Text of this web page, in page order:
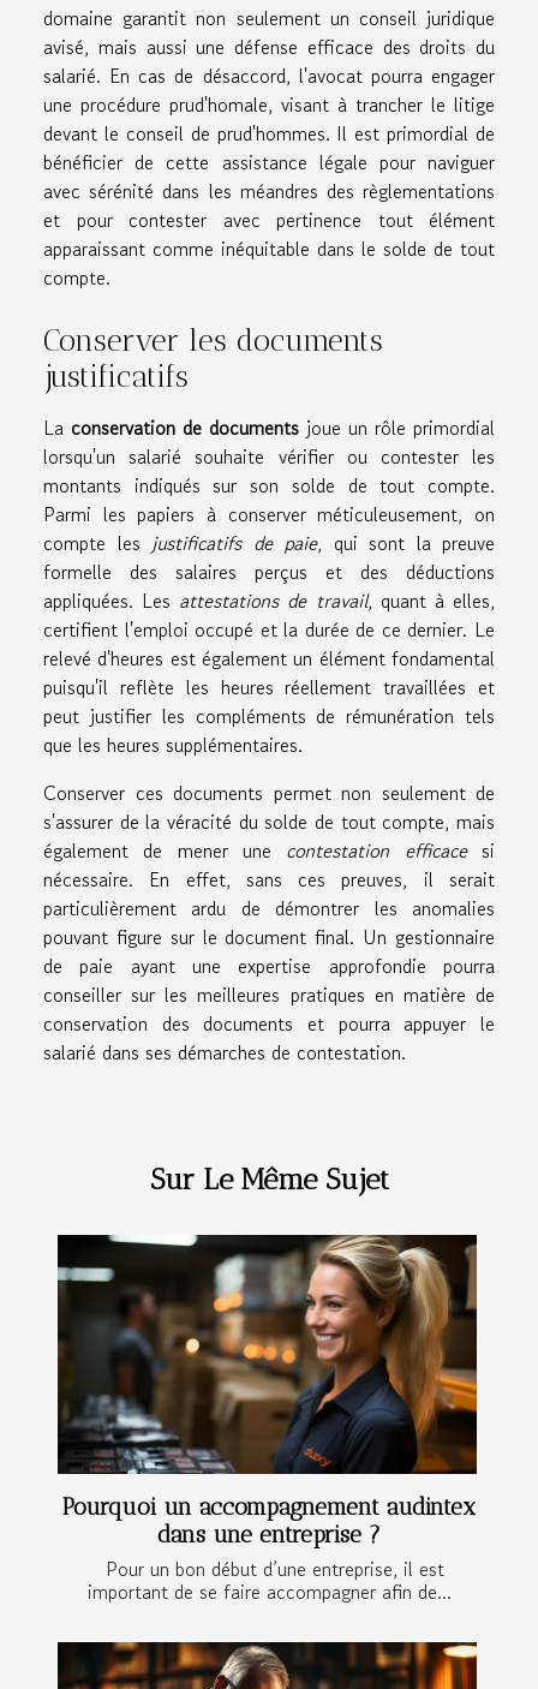
domaine garantit non seulement un conseil juridique
avisé, mais aussi une défense efficace des droits du
salarié. En cas de désaccord, l'avocat pourra engager
une procédure prud'homale, visant à trancher le litige
devant le conseil de prud'hommes. Il est primordial de
bénéficier de cette assistance légale pour naviguer
avec sérénité dans les méandres des règlementations
et pour contester avec pertinence tout élément
apparaissant comme inéquitable dans le solde de tout
compte.
Conserver les documents
justificatifs
La conservation de documents joue un rôle primordial
lorsqu'un salarié souhaite vérifier ou contester les
montants indiqués sur son solde de tout compte.
Parmi les papiers à conserver méticuleusement, on
compte les justificatifs de paie, qui sont la preuve
formelle des salaires perçus et des déductions
appliquées. Les attestations de travail, quant à elles,
certifient l'emploi occupé et la durée de ce dernier. Le
relevé d'heures est également un élément fondamental
puisqu'il reflète les heures réellement travaillées et
peut justifier les compléments de rémunération tels
que les heures supplémentaires.
Conserver ces documents permet non seulement de
s'assurer de la véracité du solde de tout compte, mais
également de mener une contestation efficacesi
nécessaire. En effet, sans ces preuves, il serait
particulièrement ardu de démontrer les anomalies
pouvant figure sur le document final. Un gestionnaire
de paie ayant une expertise approfondie pourra
conseiller sur les meilleures pratiques en matière de
conservation des documents et pourra appuyer le
salarié dans ses démarches de contestation.
Sur Le Même Sujet
Pourquoi un accompagnement audintex
dans une entreprise ?
Pour un bon début d’une entreprise, il est
important de se faire accompagner afin de...